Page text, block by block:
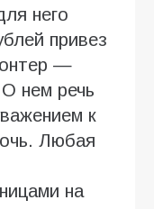
него
привез
—
нем речь
к
Любая
на